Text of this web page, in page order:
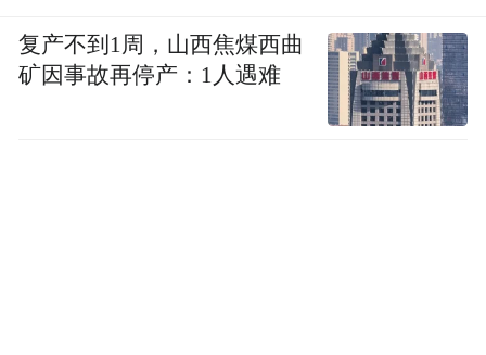
复产不到1周，山西焦煤西曲
矿因事故再停产：1人遇难